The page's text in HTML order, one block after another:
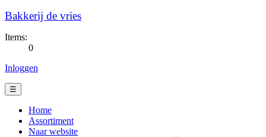
Bakkerij de vries
Items:
0
Inloggen
☰
Home
Assortiment
Naar website